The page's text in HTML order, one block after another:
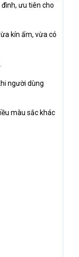
ưu tiên cho
kín ấm, vừa có
người dùng
màu sắc khác